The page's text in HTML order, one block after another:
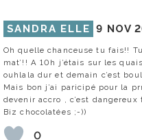
SANDRA ELLE 9 NOV
Oh quelle chanceuse tu fais!!
mat’!! A 10h j’étais sur les
ouhlala dur et demain c’est
Mais bon j’ai paricipé pour la
devenir accro , c’est
Biz chocolatées ;-))
0